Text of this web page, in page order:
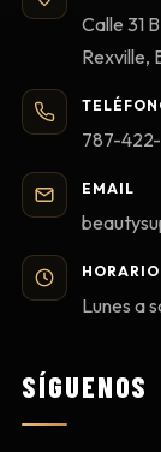
Calle 31
Rexville,
787-422-
EMAIL
HORARIO
Lunes a
SÍGUENOS